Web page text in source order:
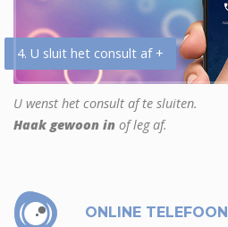
4. U sluit het consult af +
U wenst het consult af te sluiten.
Haak gewoon in of leg af.
ONLINE